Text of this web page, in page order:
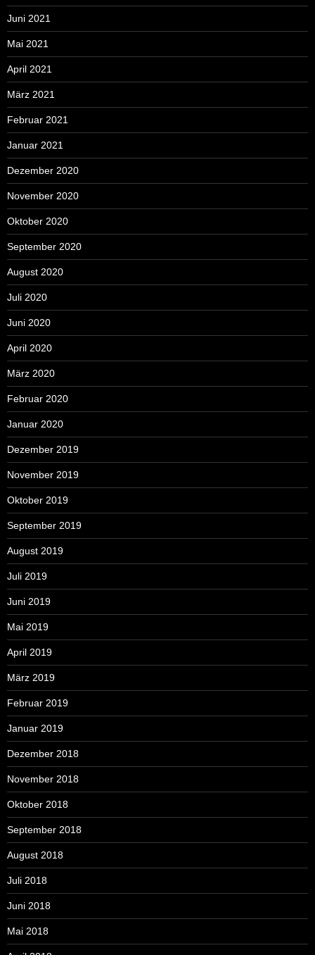
Juni 2021
Mai 2021
April 2021
März 2021
Februar 2021
Januar 2021
Dezember 2020
November 2020
Oktober 2020
September 2020
August 2020
Juli 2020
Juni 2020
April 2020
März 2020
Februar 2020
Januar 2020
Dezember 2019
November 2019
Oktober 2019
September 2019
August 2019
Juli 2019
Juni 2019
Mai 2019
April 2019
März 2019
Februar 2019
Januar 2019
Dezember 2018
November 2018
Oktober 2018
September 2018
August 2018
Juli 2018
Juni 2018
Mai 2018